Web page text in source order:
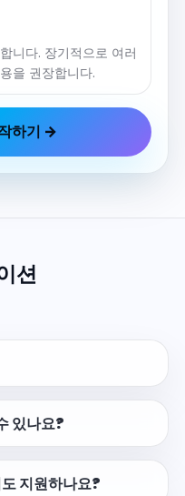
니다. 장기적으로 여러
을 권장합니다.
하기 →
션
있나요?
지원하나요?